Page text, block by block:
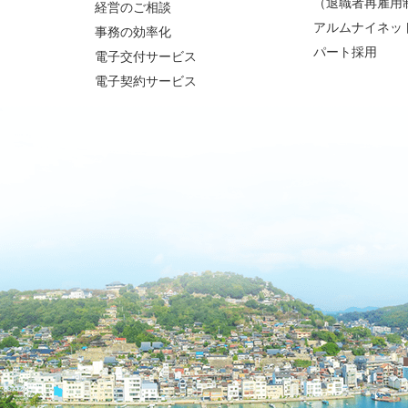
経営のご相談
事務の効率化
電子交付サービス
電子契約サービス
アルムナイネッ
パート採用